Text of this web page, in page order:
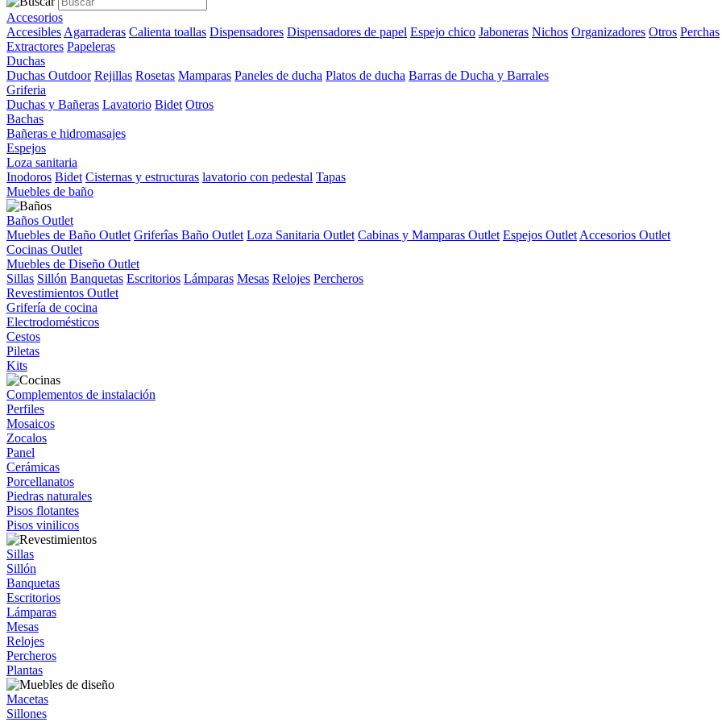
Accesorios
Accesibles Agarraderas Calienta toallas Dispensadores Dispensadores de papel Espejo chico Jaboneras Nichos Organizadores Otros Perchas
Extractores Papeleras
Duchas
Duchas Outdoor Rejillas Rosetas Mamparas Paneles de ducha Platos de ducha Barras de Ducha y Barrales
Griferia
Duchas y Bañeras Lavatorio Bidet Otros
Bachas
Bañeras e hidromasajes
Espejos
Loza sanitaria
Inodoros Bidet Cisternas y estructuras lavatorio con pedestal Tapas
Muebles de baño
Baños Outlet
Muebles de Baño Outlet Griferîas Baño Outlet Loza Sanitaria Outlet Cabinas y Mamparas Outlet Espejos Outlet Accesorios Outlet
Cocinas Outlet
Muebles de Diseño Outlet
Sillas Sillón Banquetas Escritorios Lámparas Mesas Relojes Percheros
Revestimientos Outlet
Grifería de cocina
Electrodomésticos
Cestos
Piletas
Kits
Complementos de instalación
Perfiles
Mosaicos
Zocalos
Panel
Cerámicas
Porcellanatos
Piedras naturales
Pisos flotantes
Pisos vinilicos
Sillas
Sillón
Banquetas
Escritorios
Lámparas
Mesas
Relojes
Percheros
Plantas
Macetas
Sillones